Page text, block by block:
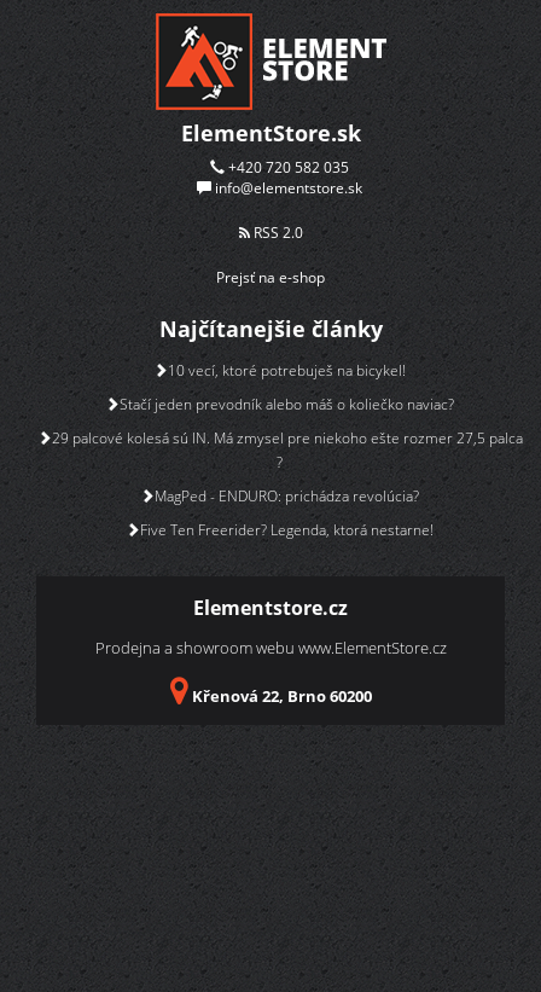
ElementStore.sk
+420 720 582 035
info@elementstore.sk
RSS 2.0
Prejsť na e-shop
Najčítanejšie články
10 vecí, ktoré potrebuješ na bicykel!
Stačí jeden prevodník alebo máš o koliečko naviac?
29 palcové kolesá sú IN. Má zmysel pre niekoho ešte rozmer 27,5 palca
?
MagPed - ENDURO: prichádza revolúcia?
Five Ten Freerider? Legenda, ktorá nestarne!
Elementstore.cz
Prodejna a showroom webu www.ElementStore.cz
Křenová 22, Brno 60200